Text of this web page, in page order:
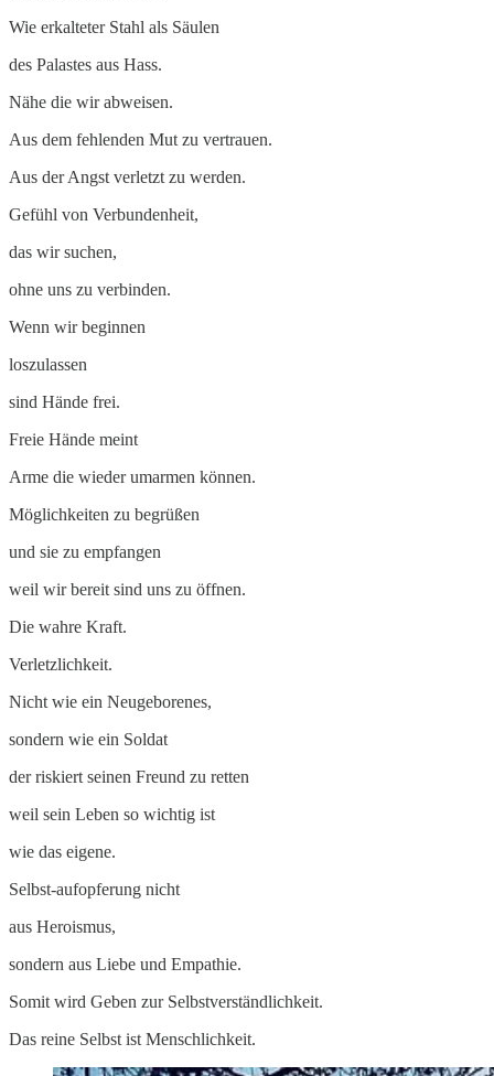
Wie erkalteter Stahl als Säulen
des Palastes aus Hass.
Nähe die wir abweisen.
Aus dem fehlenden Mut zu vertrauen.
Aus der Angst verletzt zu werden.
Gefühl von Verbundenheit,
das wir suchen,
ohne uns zu verbinden.
Wenn wir beginnen
loszulassen
sind Hände frei.
Freie Hände meint
Arme die wieder umarmen können.
Möglichkeiten zu begrüßen
und sie zu empfangen
weil wir bereit sind uns zu öffnen.
Die wahre Kraft.
Verletzlichkeit.
Nicht wie ein Neugeborenes,
sondern wie ein Soldat
der riskiert seinen Freund zu retten
weil sein Leben so wichtig ist
wie das eigene.
Selbst-aufopferung nicht
aus Heroismus,
sondern aus Liebe und Empathie.
Somit wird Geben zur Selbstverständlichkeit.
Das reine Selbst ist Menschlichkeit.